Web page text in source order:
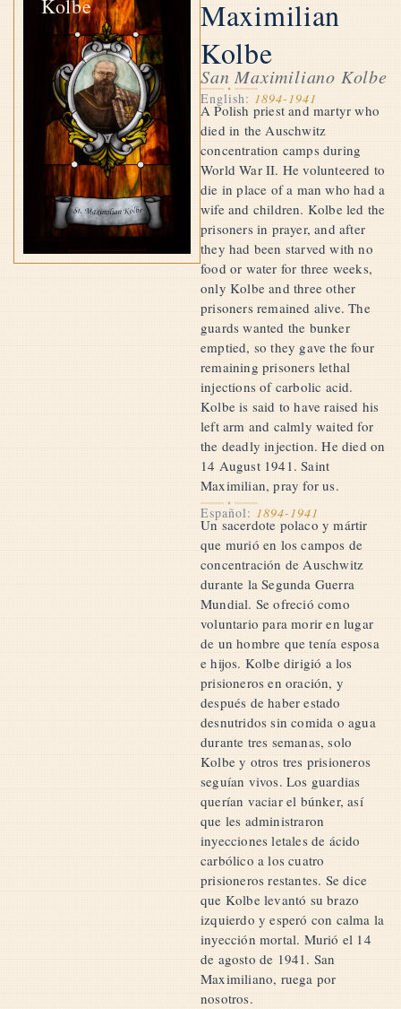
Kolbe
Maximilian
Kolbe
San Maximiliano Kolbe
English: 1894-1941
A Polish priest and martyr who
died in the Auschwitz
concentration camps during
World War II. He volunteered to
die in place of a man who had a
wife and children. Kolbe led the
prisoners in prayer, and after
they had been starved with no
food or water for three weeks,
only Kolbe and three other
prisoners remained alive. The
guards wanted the bunker
emptied, so they gave the four
remaining prisoners lethal
injections of carbolic acid.
Kolbe is said to have raised his
left arm and calmly waited for
the deadly injection. He died on
14 August 1941. Saint
Maximilian, pray for us.
Español: 1894-1941
Un sacerdote polaco y mártir
que murió en los campos de
concentración de Auschwitz
durante la Segunda Guerra
Mundial. Se ofreció como
voluntario para morir en lugar
de un hombre que tenía esposa
e hijos. Kolbe dirigió a los
prisioneros en oración, y
después de haber estado
desnutridos sin comida o agua
durante tres semanas, solo
Kolbe y otros tres prisioneros
seguían vivos. Los guardias
querían vaciar el búnker, así
que les administraron
inyecciones letales de ácido
carbólico a los cuatro
prisioneros restantes. Se dice
que Kolbe levantó su brazo
izquierdo y esperó con calma la
inyección mortal. Murió el 14
de agosto de 1941. San
Maximiliano, ruega por
nosotros.